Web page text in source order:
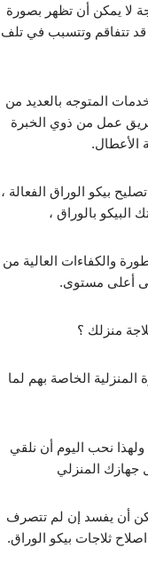
لا يمكن أن تظهر بصورة
قد تتفاقم وتتسبب في تلف
المتوجه بالعديد من
فريق عمل من ذوي الخبرة
الأعطال.
بيكو الوراق الفعالة ،
البيكو بالوراق ،
والكفاءات العالية من
أعلى مستوى.
منزلك ؟
الخاصة بهم لما
نحب اليوم أن نلقي
جهازك المنزلي
أن يفسد إن لم تتصرف
ثلاجات بيكو الوراق.